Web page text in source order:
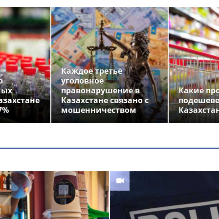
Каждое третье
уголовное
правонарушение в
Казахстане связано с
мошенничеством
Какие